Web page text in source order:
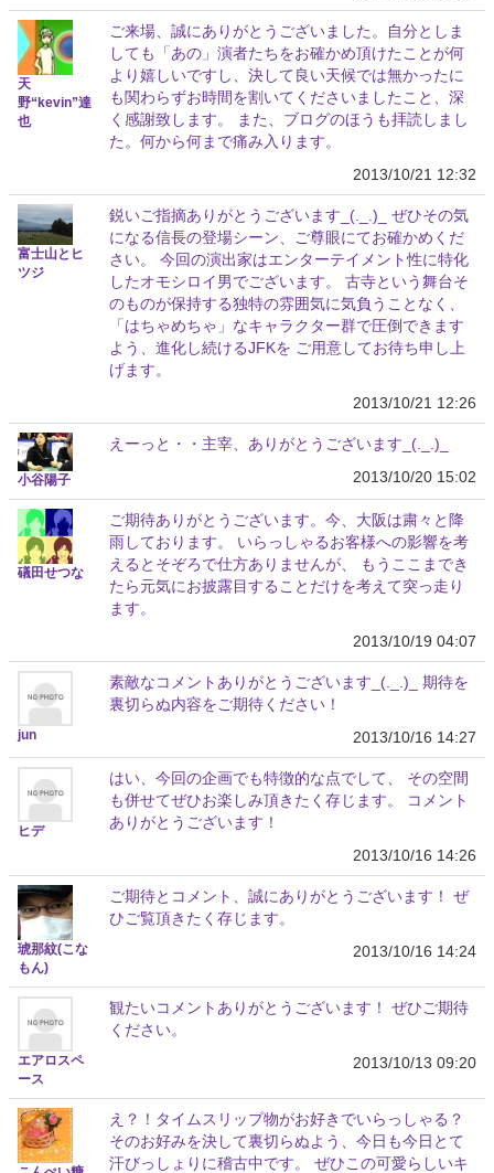
天
野“kevin”達
也
ご来場、誠にありがとうございました。自分としま
しても「あの」演者たちをお確かめ頂けたことが何
より嬉しいですし、決して良い天候では無かったに
も関わらずお時間を割いてくださいましたこと、深
く感謝致します。 また、ブログのほうも拝読しまし
た。何から何まで痛み入ります。
2013/10/21 12:32
富士山とヒ
ツジ
鋭いご指摘ありがとうございます_(._.)_ ぜひその気
になる信長の登場シーン、ご尊眼にてお確かめくだ
さい。 今回の演出家はエンターテイメント性に特化
したオモシロイ男でございます。 古寺という舞台そ
のものが保持する独特の雰囲気に気負うことなく、
「はちゃめちゃ」なキャラクター群で圧倒できます
よう、進化し続けるJFKを ご用意してお待ち申し上
げます。
2013/10/21 12:26
小谷陽子
えーっと・・主宰、ありがとうございます_(._.)_
2013/10/20 15:02
礒田せつな
ご期待ありがとうございます。今、大阪は粛々と降
雨しております。 いらっしゃるお客様への影響を考
えるとそぞろで仕方ありませんが、 もうここまでき
たら元気にお披露目することだけを考えて突っ走り
ます。
2013/10/19 04:07
jun
素敵なコメントありがとうございます_(._.)_ 期待を
裏切らぬ内容をご期待ください！
2013/10/16 14:27
ヒデ
はい、今回の企画でも特徴的な点でして、 その空間
も併せてぜひお楽しみ頂きたく存じます。 コメント
ありがとうございます！
2013/10/16 14:26
琥那紋(こな
もん)
ご期待とコメント、誠にありがとうございます！ ぜ
ひご覧頂きたく存じます。
2013/10/16 14:24
エアロスペ
ース
観たいコメントありがとうございます！ ぜひご期待
ください。
2013/10/13 09:20
え？！タイムスリップ物がお好きでいらっしゃる？
そのお好みを決して裏切らぬよう、今日も今日とて
汗びっしょりに稽古中です。 ぜひこの可愛らしいキ